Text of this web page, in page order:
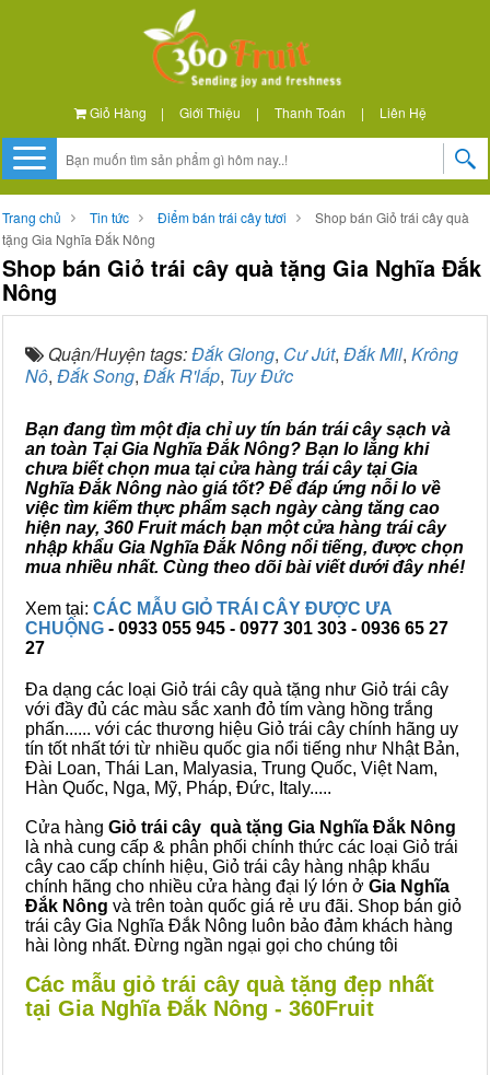
Giỏ Hàng | Giới Thiệu | Thanh Toán | Liên Hệ
Trang chủ Tin tức Điểm bán trái cây tươi
Shop bán Giỏ trái cây quà
tặng Gia Nghĩa Đắk Nông
Shop bán Giỏ trái cây quà tặng Gia Nghĩa Đắk
Nông
Quận/Huyện tags:Đắk Glong, Cư Jút, Đắk Mil, Krông
Nô, Đắk Song, Đắk R'lấp, Tuy Đức
Bạn đang tìm một địa chỉ uy tín bán trái cây sạch và
an toàn Tại Gia Nghĩa Đắk Nông? Bạn lo lắng khi
chưa biết chọn mua tại cửa hàng trái cây tại Gia
Nghĩa Đắk Nông nào giá tốt? Để đáp ứng nỗi lo về
việc tìm kiếm thực phẩm sạch ngày càng tăng cao
hiện nay, 360 Fruit mách bạn một cửa hàng trái cây
nhập khẩu Gia Nghĩa Đắk Nông nổi tiếng, được chọn
mua nhiều nhất. Cùng theo dõi bài viết dưới đây nhé!
Xem tại: CÁC MẪU GIỎ TRÁI CÂY ĐƯỢC ƯA
CHUỘNG - 0933 055 945 - 0977 301 303 - 0936 65 27
27
Đa dạng các loại Giỏ trái cây quà tặng như Giỏ trái cây
với đầy đủ các màu sắc xanh đỏ tím vàng hồng trắng
phấn...... với các thương hiệu Giỏ trái cây chính hãng uy
tín tốt nhất tới từ nhiều quốc gia nổi tiếng như Nhật Bản,
Đài Loan, Thái Lan, Malyasia, Trung Quốc, Việt Nam,
Hàn Quốc, Nga, Mỹ, Pháp, Đức, Italy.....
Cửa hàng Giỏ trái cây quà tặng Gia Nghĩa Đắk Nông
là nhà cung cấp & phân phối chính thức các loại Giỏ trái
cây cao cấp chính hiệu, Giỏ trái cây hàng nhập khẩu
chính hãng cho nhiều cửa hàng đại lý lớn ở Gia Nghĩa
Đắk Nông và trên toàn quốc giá rẻ ưu đãi. Shop bán giỏ
trái cây Gia Nghĩa Đắk Nông luôn bảo đảm khách hàng
hài lòng nhất. Đừng ngần ngại gọi cho chúng tôi
Các mẫu giỏ trái cây quà tặng đẹp nhất
tại Gia Nghĩa Đắk Nông - 360Fruit